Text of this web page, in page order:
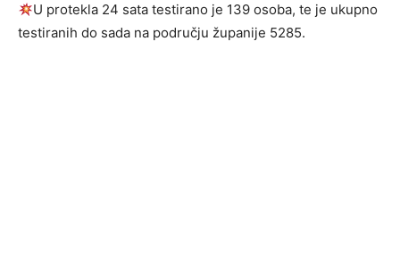
U protekla 24 sata testirano je 139 osoba, te je ukupno
testiranih do sada na području županije 5285.